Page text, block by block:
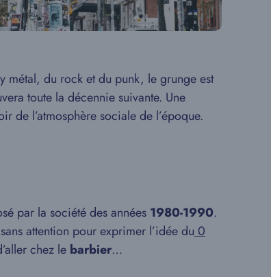
métal, du rock et du punk, le grunge est
toute la décennie suivante. Une
de l’atmosphère sociale de l’époque.
par la société des années 1980-1990.
attention pour exprimer l’idée du 0
chez le barbier…